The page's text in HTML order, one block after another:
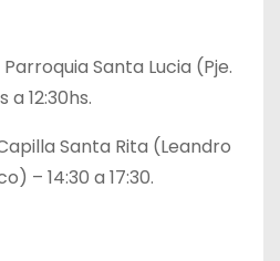
Parroquia Santa Lucia (Pje.
12:30hs.
Santa Rita (Leandro
– 14:30 a 17:30.